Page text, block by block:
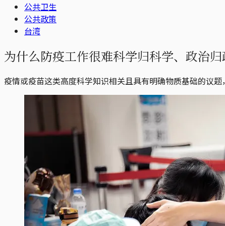
公共卫生
公共政策
台湾
为什么防疫工作很难科学归科学、政治
疫情或疫苗这类高度科学知识相关且具有明确物质基础的议